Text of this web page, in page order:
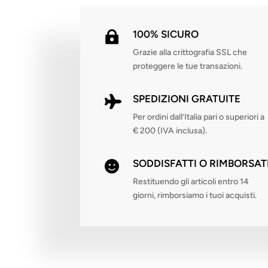
 100% SICURO
Grazie alla crittografia SSL che
proteggere le tue transazioni.
 SPEDIZIONI GRATUITE
Per ordini dall’Italia pari o superiori a
€ 200 (IVA inclusa).
 SODDISFATTI O
Restituendo gli articoli entro 14
giorni, rimborsiamo i tuoi acquisti.